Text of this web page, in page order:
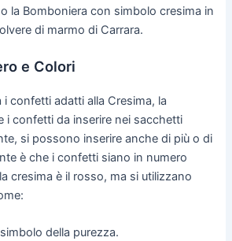
la Bomboniera con simbolo cresima in
di marmo di Carrara.
e Colori
i confetti adatti alla Cresima, la
i confetti da inserire nei sacchetti
si possono inserire anche di più o di
è che i confetti siano in numero
cresima è il rosso, ma si utilizzano
della purezza.